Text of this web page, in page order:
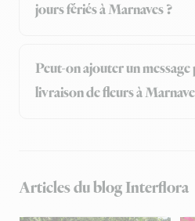
jours fériés à Marnaves ?
Peut-on ajouter un message
livraison de fleurs à
Articles du blog Interflora